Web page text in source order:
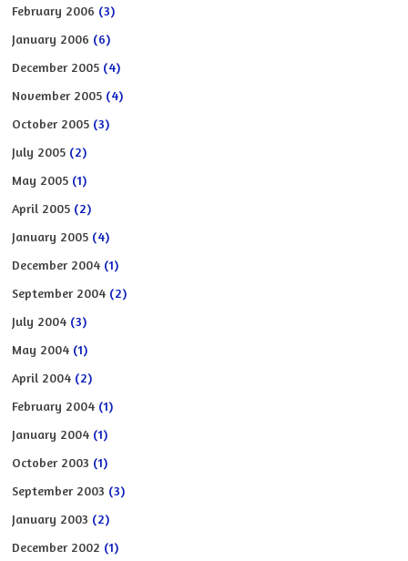
February 2006 (3)
January 2006 (6)
December 2005 (4)
November 2005 (4)
October 2005 (3)
July 2005 (2)
May 2005 (1)
April 2005 (2)
January 2005 (4)
December 2004 (1)
September 2004 (2)
July 2004 (3)
May 2004 (1)
April 2004 (2)
February 2004 (1)
January 2004 (1)
October 2003 (1)
September 2003 (3)
January 2003 (2)
December 2002 (1)